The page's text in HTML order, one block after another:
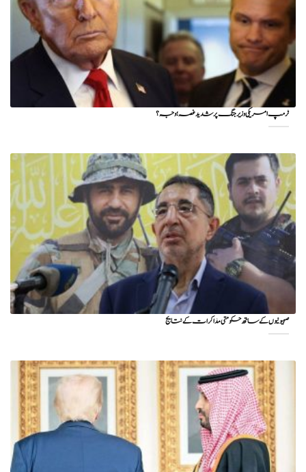
ٹرمپ امریکی وزیر جنگ پر شدید غصہ؛ وجہ ؟
صہیونیوں کے ساتھ حکومتی مذاکرات کے نتایج